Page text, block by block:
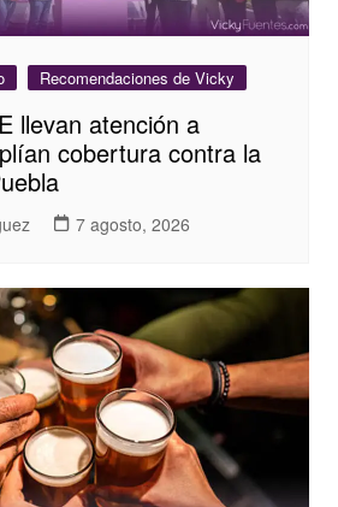
Recomendaciones de Vicky
llevan atención a
cobertura contra la
7 agosto, 2026